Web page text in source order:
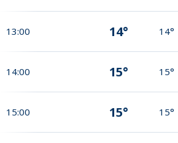
13:00 14° 14°
14:00 15° 15°
15:00 15° 15°